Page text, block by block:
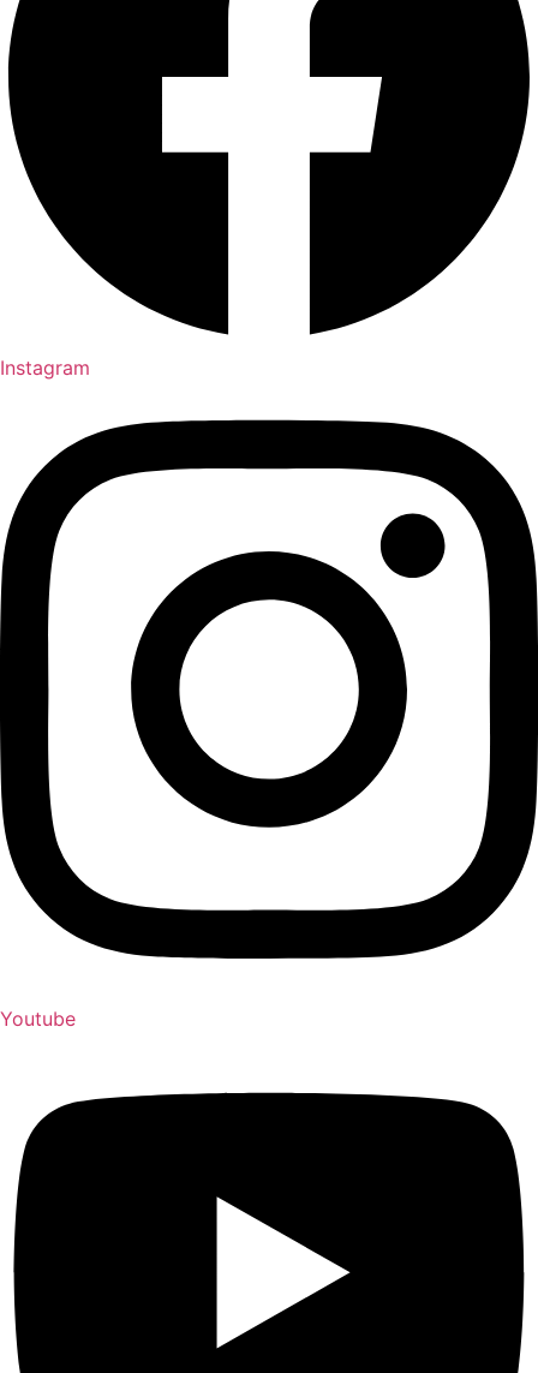
Instagram
Youtube